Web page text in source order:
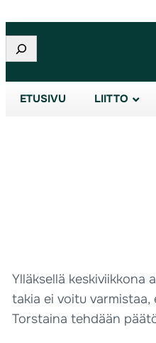
Etsi
ETUSIVU LIITTO
Ylläksellä keskiviikkona
takia ei voitu
Torstaina tehdään